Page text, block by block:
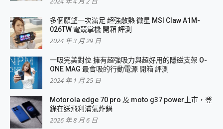
多個願望一次滿足 超強散熱 微星 MSI Claw A1M-
026TW 電競掌機 開箱 評測
2024 年 3 月 29 日
一吸完美對位 擁有超強吸力與超好用的隱磁支架 O-
ONE MAG 最會吸的行動電源 開箱 評測
2024 年 1 月 25 日
Motorola edge 70 pro 及 moto g37 power上市，登
錄在送飛利浦氣炸鍋
2026 年 8 月 6 日